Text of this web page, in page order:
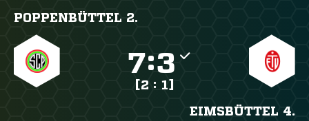
POPPENBÜTTEL 2.
:
[2 : 1]
EIMSBÜTTEL 4.